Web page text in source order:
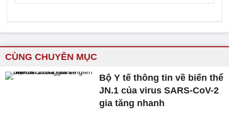
CÙNG CHUYÊN MỤC
Bộ Y tế thông tin về biến thể
JN.1 của virus SARS-CoV-2
gia tăng nhanh